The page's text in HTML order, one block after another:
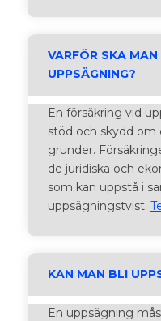
VARFÖR SKA
UPPSÄGNING?
En försäkring vid
stöd och skydd om
grunder.
de juridiska och
som kan uppstå i
uppsägningstvist.
KAN MAN BLI
En uppsägning